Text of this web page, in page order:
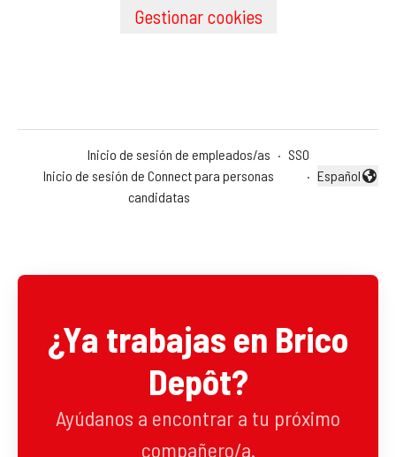
Gestionar cookies
Inicio de sesión de empleados/as · SSO
Inicio de sesión de Connect para personas
candidatas
·
Cambiar
Español
¿Ya trabajas en Brico
Depôt?
Ayúdanos a encontrar a tu próximo
compañero/a.